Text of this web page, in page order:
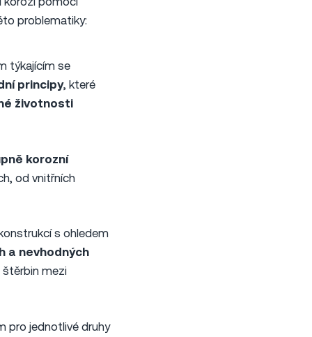
problematiky:
týkajícím se
principy, které
životnosti
korozní
od vnitřních
s ohledem
a nevhodných
štěrbin mezi
pro jednotlivé druhy